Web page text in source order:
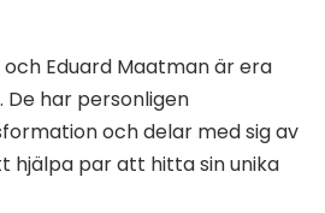
Eduard Maatman är era
har personligen
och delar med sig av
hjälpa par att hitta sin unika